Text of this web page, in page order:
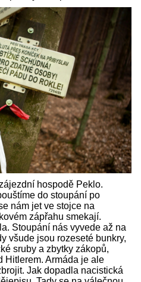
hospodě Peklo.
do stoupání po
nám jet ve stojce na
zápřahu smekají.
Stoupání nás vyvede až na
všude jsou rozeseté bunkry,
sruby a zbytky zákopů,
Hitlerem. Armáda je ale
Jak dopadla nacistická